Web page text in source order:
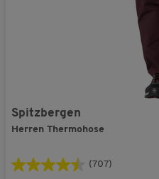
Spitzbergen
Herren Thermohose
(707)